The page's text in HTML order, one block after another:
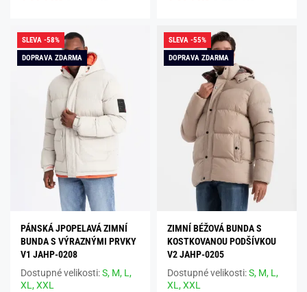
SLEVA -58%
DOPRAVA ZDARMA
PÁNSKÁ JPOPELAVÁ ZIMNÍ
BUNDA S VÝRAZNÝMI PRVKY
V1 JAHP-0208
Dostupné velikosti:S, M, L,
XL,XXL
SLEVA -55%
DOPRAVA ZDARMA
ZIMNÍ BÉŽOVÁ BUNDA S
KOSTKOVANOU PODŠÍVKOU
V2 JAHP-0205
Dostupné velikosti:S, M, L,
XL,XXL